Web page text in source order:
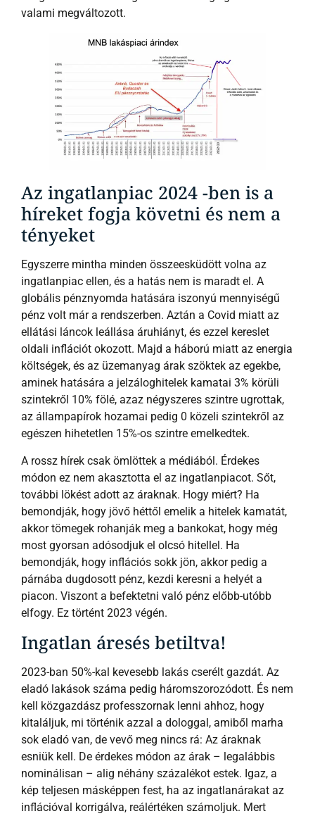
valami megváltozott.
Az ingatlanpiac 2024 -ben is a
híreket fogja követni és nem a
tényeket
Egyszerre mintha minden összeesküdött volna az
ingatlanpiac ellen, és a hatás nem is maradt el. A
globális pénznyomda hatására iszonyú mennyiségű
pénz volt már a rendszerben. Aztán a Covid miatt az
ellátási láncok leállása áruhiányt, és ezzel kereslet
oldali inflációt okozott. Majd a háború miatt az energia
költségek, és az üzemanyag árak szöktek az egekbe,
aminek hatására a jelzáloghitelek kamatai 3% körüli
szintekről 10% fölé, azaz négyszeres szintre ugrottak,
az állampapírok hozamai pedig 0 közeli szintekről az
egészen hihetetlen 15%-os szintre emelkedtek.
A rossz hírek csak ömlöttek a médiából. Érdekes
módon ez nem akasztotta el az ingatlanpiacot. Sőt,
további lökést adott az áraknak. Hogy miért? Ha
bemondják, hogy jövő héttől emelik a hitelek kamatát,
akkor tömegek rohanják meg a bankokat, hogy még
most gyorsan adósodjuk el olcsó hitellel. Ha
bemondják, hogy inflációs sokk jön, akkor pedig a
párnába dugdosott pénz, kezdi keresni a helyét a
piacon. Viszont a befektetni való pénz előbb-utóbb
elfogy. Ez történt 2023 végén.
Ingatlan áresés betiltva!
2023-ban 50%-kal kevesebb lakás cserélt gazdát. Az
eladó lakások száma pedig háromszorozódott. És nem
kell közgazdász professzornak lenni ahhoz, hogy
kitaláljuk, mi történik azzal a dologgal, amiből marha
sok eladó van, de vevő meg nincs rá: Az áraknak
esniük kell. De érdekes módon az árak – legalábbis
nominálisan – alig néhány százalékot estek. Igaz, a
kép teljesen másképpen fest, ha az ingatlanárakat az
inflációval korrigálva, reálértéken számoljuk. Mert